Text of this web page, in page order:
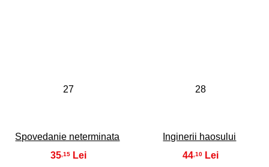
27
Spovedanie neterminata
35,15
28
Inginerii haosului
44 ,10